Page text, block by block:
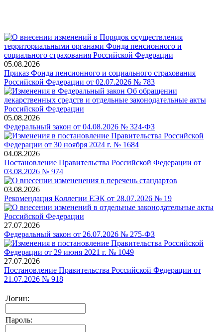
05.08.2026
Приказ Фонда пенсионного и социального страхования
Российской Федерации от 02.07.2026 № 783
05.08.2026
Федеральный закон от 04.08.2026 № 324-ФЗ
04.08.2026
Постановление Правительства Российской Федерации от
03.08.2026 № 974
03.08.2026
Рекомендация Коллегии ЕЭК от 28.07.2026 № 19
27.07.2026
Федеральный закон от 26.07.2026 № 275-ФЗ
27.07.2026
Постановление Правительства Российской Федерации от
21.07.2026 № 918
Логин:
Пароль: